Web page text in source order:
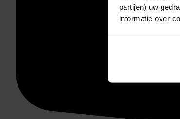
partijen) uw
informatie over